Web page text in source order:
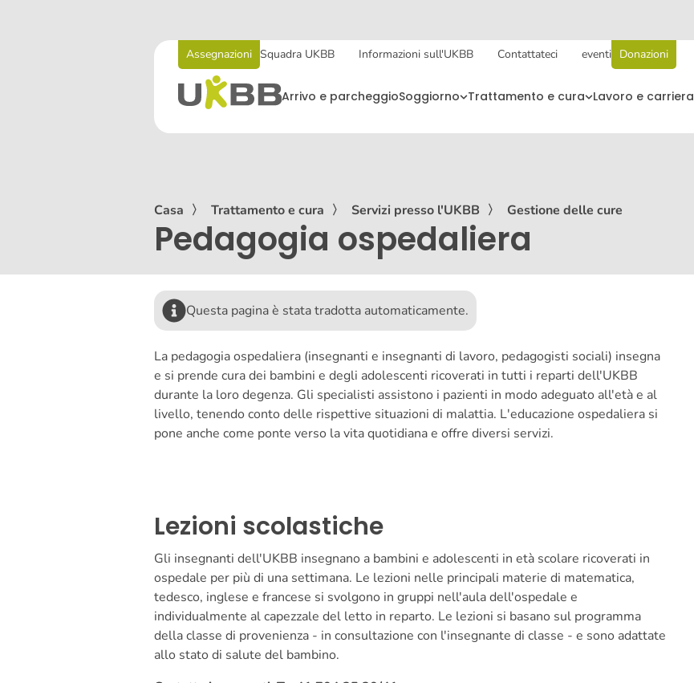
Assegnazioni Squadra UKBB Informazioni sull'UKBB Contattateci eventi Donazioni
Arrivo e parcheggioSoggiorno Trattamento e cura Lavoro e carriera
Casa 〉 Trattamento e cura 〉 Servizi presso l'UKBB 〉 Gestione delle cure
Pedagogia ospedaliera
Questa pagina è stata tradotta automaticamente.
La pedagogia ospedaliera (insegnanti e insegnanti di lavoro, pedagogisti sociali) insegna
e si prende cura dei bambini e degli adolescenti ricoverati in tutti i reparti dell'UKBB
durante la loro degenza. Gli specialisti assistono i pazienti in modo adeguato all'età e al
livello, tenendo conto delle rispettive situazioni di malattia. L'educazione ospedaliera si
pone anche come ponte verso la vita quotidiana e offre diversi servizi.
Lezioni scolastiche
Gli insegnanti dell'UKBB insegnano a bambini e adolescenti in età scolare ricoverati in
ospedale per più di una settimana. Le lezioni nelle principali materie di matematica,
tedesco, inglese e francese si svolgono in gruppi nell'aula dell'ospedale e
individualmente al capezzale del letto in reparto. Le lezioni si basano sul programma
della classe di provenienza - in consultazione con l'insegnante di classe - e sono adattate
allo stato di salute del bambino.